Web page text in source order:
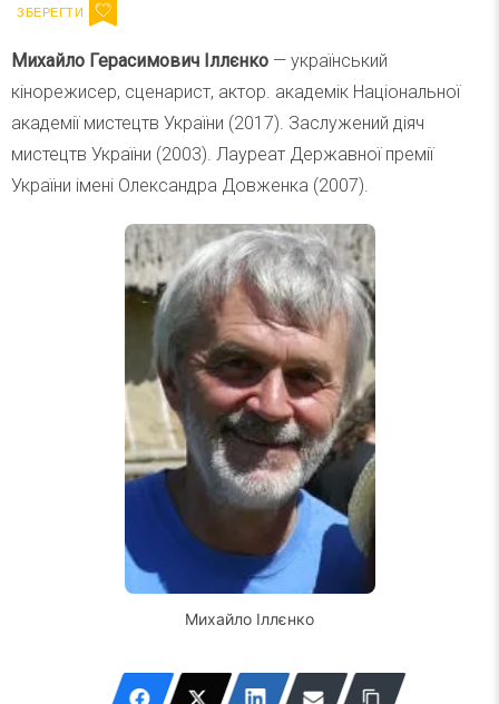
Михайло Герасимович Іллєнко — український
кінорежисер, сценарист, актор. академік Національної
академії мистецтв України (2017). Заслужений діяч
мистецтв України (2003). Лауреат Державної премії
України імені Олександра Довженка (2007).
Михайло Іллєнко